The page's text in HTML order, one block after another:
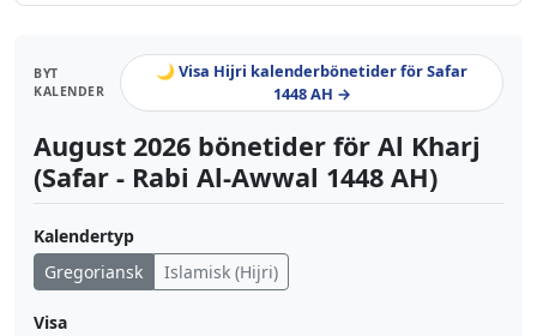
BYT
KALENDER
🌙 Visa Hijri kalenderbönetider för Safar
1448 AH →
August 2026 bönetider för Al Kharj
(Safar - Rabi Al-Awwal 1448 AH)
Kalendertyp
Gregoriansk
Islamisk (Hijri)
Visa